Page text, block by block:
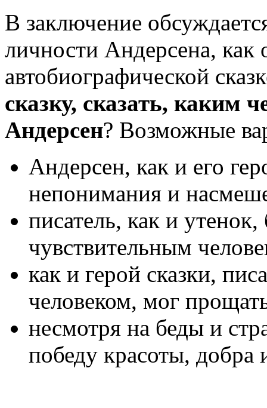
В заключение
личности Андерсена, как
автобиографической
сказку, сказать, каким
Андерсен? Возможные
Андерсен, как и его
непонимания и
писатель, как и
чувствительным
как и герой сказки,
человеком, мог
несмотря на беды и
победу красоты, добра